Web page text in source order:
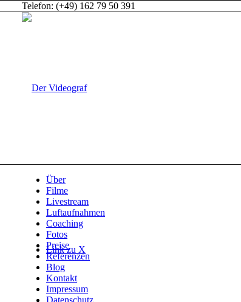
Telefon: (+49) 162 79 50 391
Link zu X
Über
Filme
Livestream
Luftaufnahmen
Coaching
Fotos
Preise
Referenzen
Blog
Kontakt
Impressum
Datenschutz